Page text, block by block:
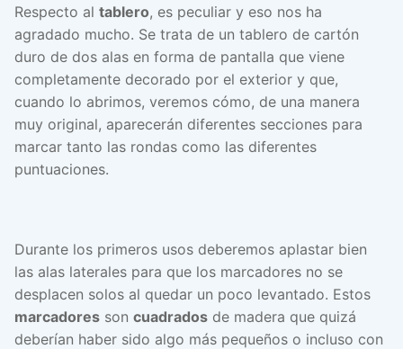
Respecto al tablero, es peculiar y eso nos ha
agradado mucho. Se trata de un tablero de cartón
duro de dos alas en forma de pantalla que viene
completamente decorado por el exterior y que,
cuando lo abrimos, veremos cómo, de una manera
muy original, aparecerán diferentes secciones para
marcar tanto las rondas como las diferentes
puntuaciones.
Durante los primeros usos deberemos aplastar bien
las alas laterales para que los marcadores no se
desplacen solos al quedar un poco levantado. Estos
marcadores son cuadrados de madera que quizá
deberían haber sido algo más pequeños o incluso con